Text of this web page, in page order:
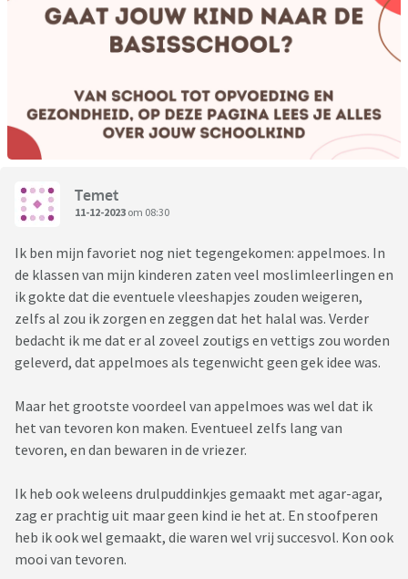
Temet
11-12-2023 om 08:30
Ik ben mijn favoriet nog niet tegengekomen: appelmoes. In
de klassen van mijn kinderen zaten veel moslimleerlingen en
ik gokte dat die eventuele vleeshapjes zouden weigeren,
zelfs al zou ik zorgen en zeggen dat het halal was. Verder
bedacht ik me dat er al zoveel zoutigs en vettigs zou worden
geleverd, dat appelmoes als tegenwicht geen gek idee was.
Maar het grootste voordeel van appelmoes was wel dat ik
het van tevoren kon maken. Eventueel zelfs lang van
tevoren, en dan bewaren in de vriezer.
Ik heb ook weleens drulpuddinkjes gemaakt met agar-agar,
zag er prachtig uit maar geen kind ie het at. En stoofperen
heb ik ook wel gemaakt, die waren wel vrij succesvol. Kon ook
mooi van tevoren.